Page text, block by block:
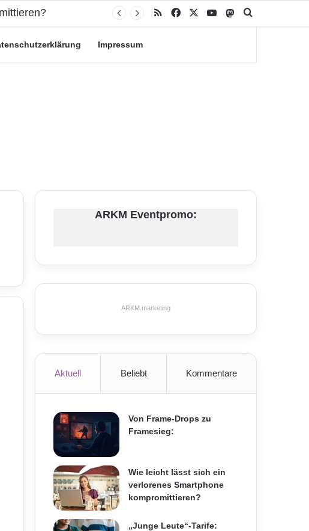
RSS Facebook YouTubeMastodon
Impressum
ARKM Eventpromo:
ARKM.marketing
Aktuell Beliebt Kommentare
Von Frame-Drops zu
Framesieg:
Wie leicht lässt sich ein
verlorenes Smartphone
kompromittieren?
„Junge Leute“-Tarife: